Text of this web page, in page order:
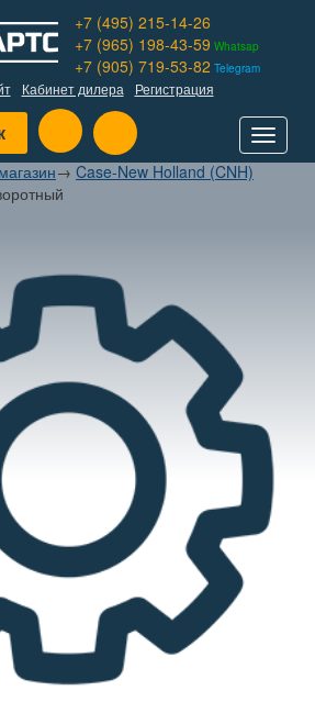
+7 (495) 215-14-26
+7 (965) 198-43-59 Whatsap
+7 (905) 719-53-82 Telegram
Кабинет дилера Регистрация
Toggle
→ Case-New Holland (CNH)